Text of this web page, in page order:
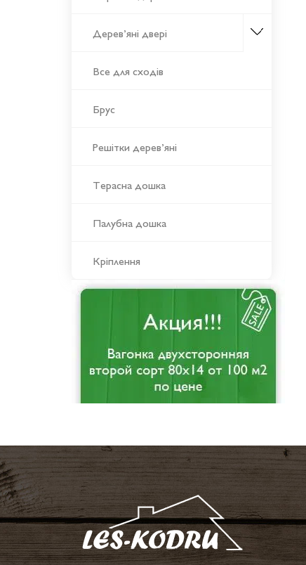
Дерев’яні двері
Все для сходів
Брус
Решітки дерев’яні
Терасна дошка
Палубна дошка
Кріплення